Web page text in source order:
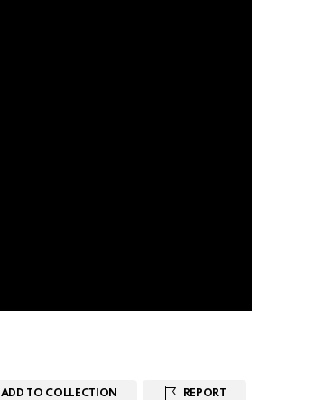
ADD TO COLLECTION REPORT